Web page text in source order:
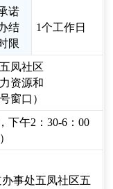
诺
结
限
1个工作日
凤社区
资源和
窗口）
下午2：30-6：00
事处五凤社区五